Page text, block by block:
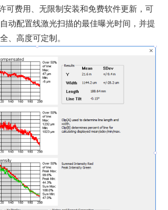
可费用、无限制安装和免费软件更新，可
动配置线激光扫描的最佳曝光时间，并提
、高度可定制。